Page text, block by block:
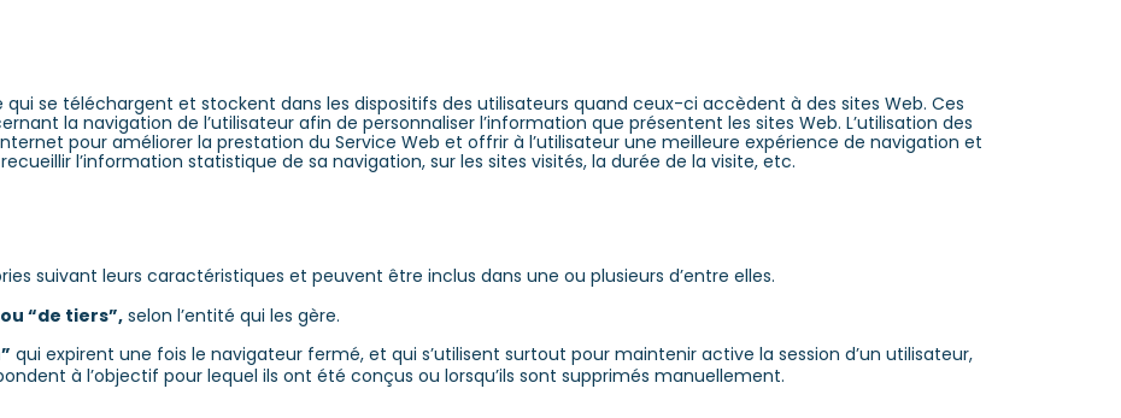
se téléchargent et stockent dans les dispositifs des utilisateurs quand ceux-ci accèdent à des sites Web. Ces
la navigation de l’utilisateur afin de personnaliser l’information que présentent les sites Web. L’utilisation des
pour améliorer la prestation du Service Web et offrir à l’utilisateur une meilleure expérience de navigation et
l’information statistique de sa navigation, sur les sites visités, la durée de la visite, etc.
suivant leurs caractéristiques et peuvent être inclus dans une ou plusieurs d’entre elles.
“de tiers”, selon l’entité qui les gère.
qui expirent une fois le navigateur fermé, et qui s’utilisent surtout pour maintenir active la session d’un utilisateur,
à l’objectif pour lequel ils ont été conçus ou lorsqu’ils sont supprimés manuellement.